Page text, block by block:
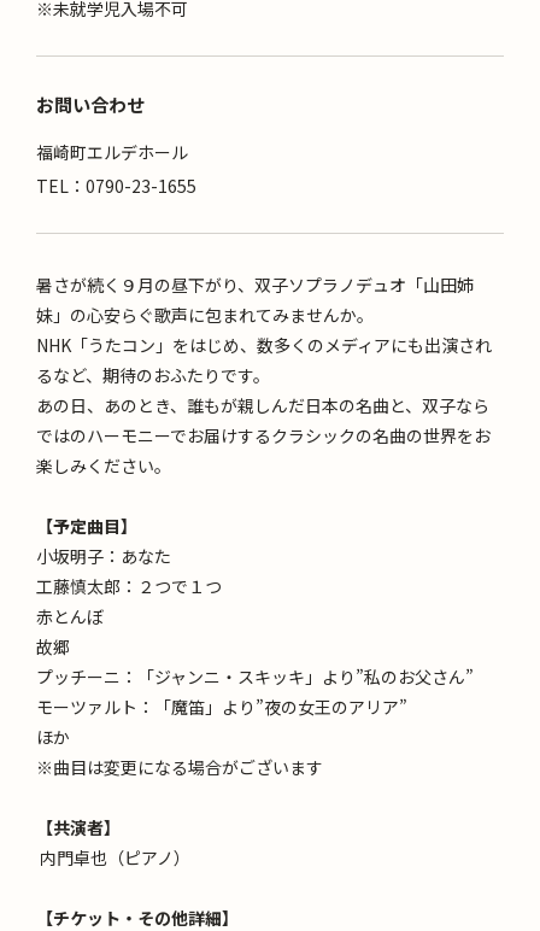
※未就学児入場不可
お問い合わせ
福崎町エルデホール
TEL：0790-23-1655
暑さが続く９月の昼下がり、双子ソプラノデュオ「山田姉
妹」の心安らぐ歌声に包まれてみませんか。
NHK「うたコン」をはじめ、数多くのメディアにも出演され
るなど、期待のおふたりです。
あの日、あのとき、誰もが親しんだ日本の名曲と、双子なら
ではのハーモニーでお届けするクラシックの名曲の世界をお
楽しみください。
【予定曲目】
小坂明子：あなた
工藤慎太郎：２つで１つ
赤とんぼ
故郷
プッチーニ：「ジャンニ・スキッキ」より”私のお父さん”
モーツァルト：「魔笛」より”夜の女王のアリア”
ほか
※曲目は変更になる場合がございます
【共演者】
内門卓也（ピアノ）
【チケット・その他詳細】